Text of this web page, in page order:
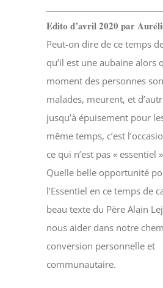
Edito d’avril 2020 par
Peut-on dire de ce temps
qu’il est une aubaine alors
moment des personnes
malades, meurent, et
jusqu’à épuisement pour
même temps, c’est
ce qui n’est pas « essentiel
Quelle belle opportunité
l’Essentiel en ce temps de
beau texte du Père Alain
nous aider dans notre
conversion personnelle et
communautaire.